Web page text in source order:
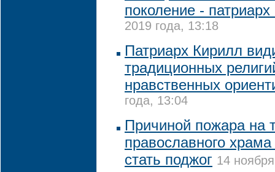
поколение -
2019 года, 13:18
Патриарх Кирилл
традиционных
нравственных
года, 13:04
Причиной пожара на
православного
стать поджог 14